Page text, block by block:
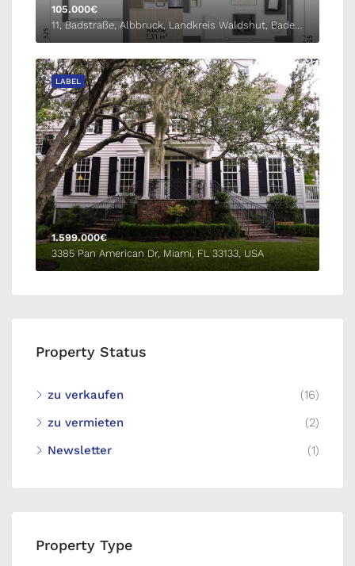
105.000€
LABEL
1.599.000€
3385 Pan American Dr, Miami, FL 33133, USA
Property Status
zu verkaufen
(16)
zu vermieten
(2)
Newsletter
(1)
Property Type